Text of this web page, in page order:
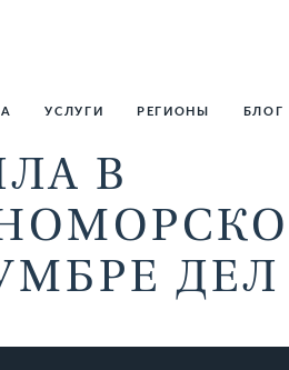
УСЛУГИ РЕГИОНЫ БЛОГ
В